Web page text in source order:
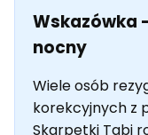
Wskazówka
nocny
Wiele osób
korekcyjnych z
Skarpetki Tabi